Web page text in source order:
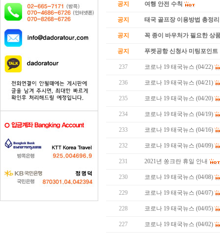
공지 여행 안전 수칙
공지 태국 골프장 이용방법 총정리
공지 꼭 종이 바우처가 필요한 상
공지 푸켓공항 신청사 미팅포인트
237 코로나 19 태국뉴스 (04/22)
236 코로나 19 태국뉴스 (04/21)
235 코로나 19 태국뉴스 (04/20)
234 코로나 19 태국뉴스 (04/19)
233 코로나 19 태국뉴스 (04/16)
232 코로나 19 태국뉴스 (04/09)
231 2021년 쏭크란 휴일 안내
230 코로나 19 태국뉴스 (04/08)
229 코로나 19 태국뉴스 (04/07)
228 코로나 19 태국뉴스 (04/05)
227 코로나 19 태국뉴스 (04/02)